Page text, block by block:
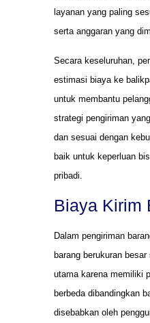
layanan yang paling
serta anggaran yang
Secara keseluruhan,
estimasi biaya ke
untuk membantu
strategi pengiriman
dan sesuai dengan
baik untuk keperluan
pribadi.
Biaya Kirim
Dalam pengiriman
barang berukuran
utama karena memiliki
berbeda dibandingkan
disebabkan oleh